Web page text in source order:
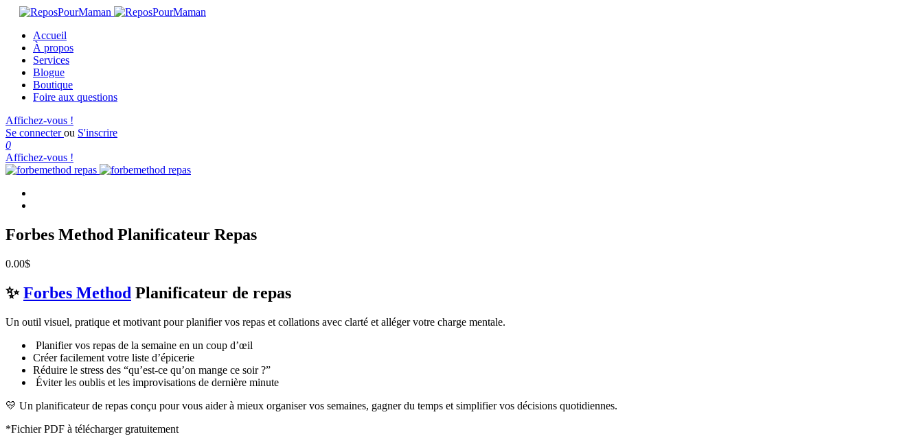
Accueil
À propos
Services
Blogue
Boutique
Foire aux questions
Affichez-vous !
Se connecterou S'inscrire
0
Affichez-vous !
Forbes Method Planificateur Repas
0.00$
✨Forbes Method Planificateur de repas
Un outil visuel, pratique et motivant pour planifier vos repas et collations avec clarté et alléger votre charge mentale.
Planifier vos repas de la semaine en un coup d’œil
Créer facilement votre liste d’épicerie
Réduire le stress des “qu’est-ce qu’on mange ce soir ?”
Éviter les oublis et les improvisations de dernière minute
💛 Un planificateur de repas conçu pour vous aider à mieux organiser vos semaines, gagner du temps et simplifier vos décisions quotidiennes.
*Fichier PDF à télécharger gratuitement